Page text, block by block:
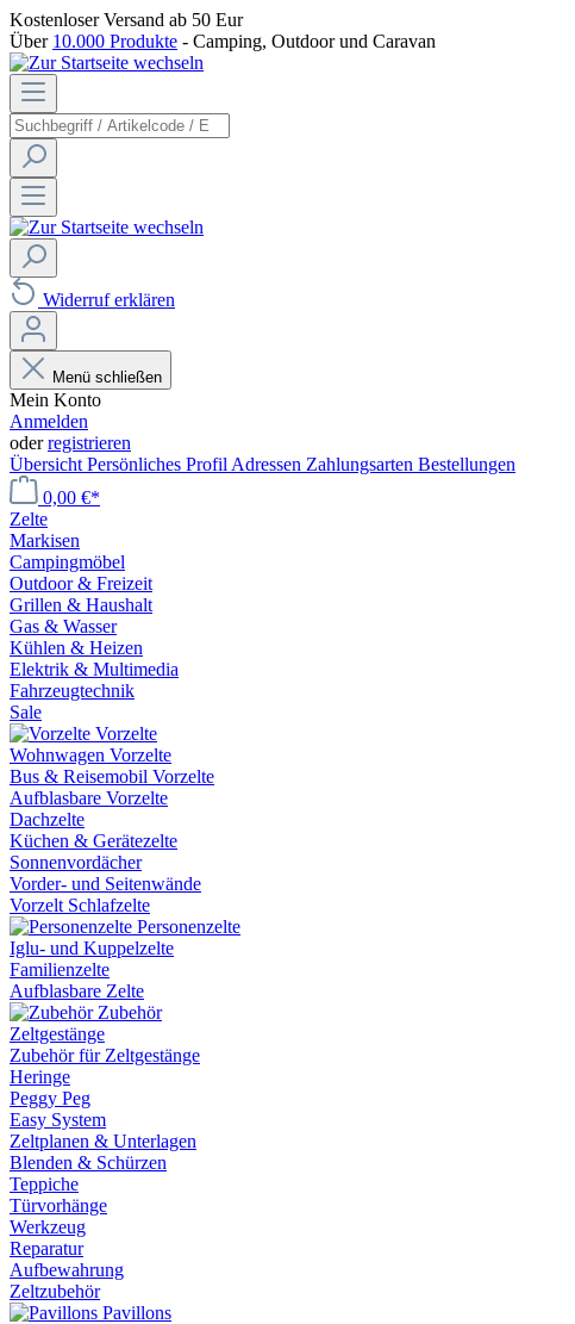
Kostenloser Versand ab 50 Eur
Über 10.000 Produkte - Camping, Outdoor und Caravan
Widerruf erklären
Menü schließen
Mein Konto
Anmelden
oderregistrieren
Übersicht Persönliches Profil Adressen Zahlungsarten Bestellungen
0,00 €*
Zelte
Markisen
Campingmöbel
Outdoor & Freizeit
Grillen & Haushalt
Gas & Wasser
Kühlen & Heizen
Elektrik & Multimedia
Fahrzeugtechnik
Sale
Vorzelte
Wohnwagen Vorzelte
Bus & Reisemobil Vorzelte
Aufblasbare Vorzelte
Dachzelte
Küchen & Gerätezelte
Sonnenvordächer
Vorder- und Seitenwände
Vorzelt Schlafzelte
Personenzelte
Iglu- und Kuppelzelte
Familienzelte
Aufblasbare Zelte
Zubehör
Zeltgestänge
Zubehör für Zeltgestänge
Heringe
Peggy Peg
Easy System
Zeltplanen & Unterlagen
Blenden & Schürzen
Teppiche
Türvorhänge
Werkzeug
Reparatur
Aufbewahrung
Zeltzubehör
Pavillons